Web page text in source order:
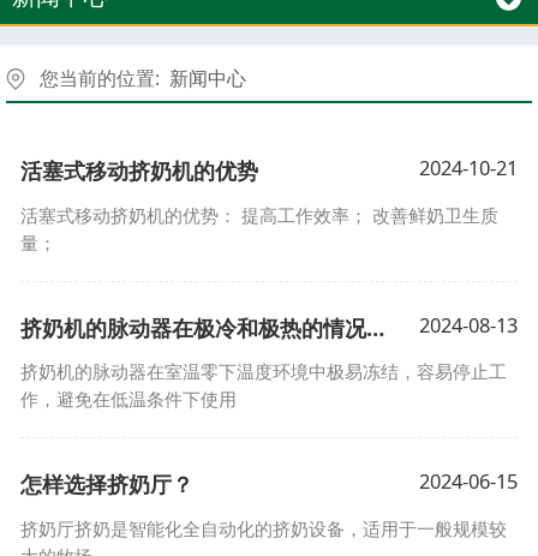
您当前的位置: 新闻中心
活塞式移动挤奶机的优势 2024-10-21
活塞式移动挤奶机的优势： 提高工作效率； 改善鲜奶卫生质
量；
挤奶机的脉动器在极冷和极热的情况下能正常工作吗？ 2024-08-13
挤奶机的脉动器在室温零下温度环境中极易冻结，容易停止工
作，避免在低温条件下使用
怎样选择挤奶厅？ 2024-06-15
挤奶厅挤奶是智能化全自动化的挤奶设备，适用于一般规模较